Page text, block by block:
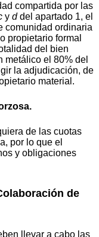
compartida por las
y ddel apartado 1, el
comunidad ordinaria
propietario formal
del bien
metálico el 80% del
la adjudicación, de
material.
de las cuotas
por lo que el
y obligaciones
de
llevar a cabo las